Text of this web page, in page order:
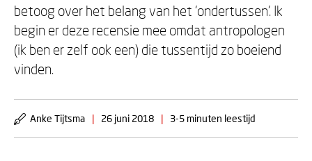
betoog over het belang van het ‘ondertussen’. Ik
begin er deze recensie mee omdat antropologen
(ik ben er zelf ook een) die tussentijd zo boeiend
vinden.
Anke Tijtsma | 26 juni 2018 | 3-5 minuten leestijd